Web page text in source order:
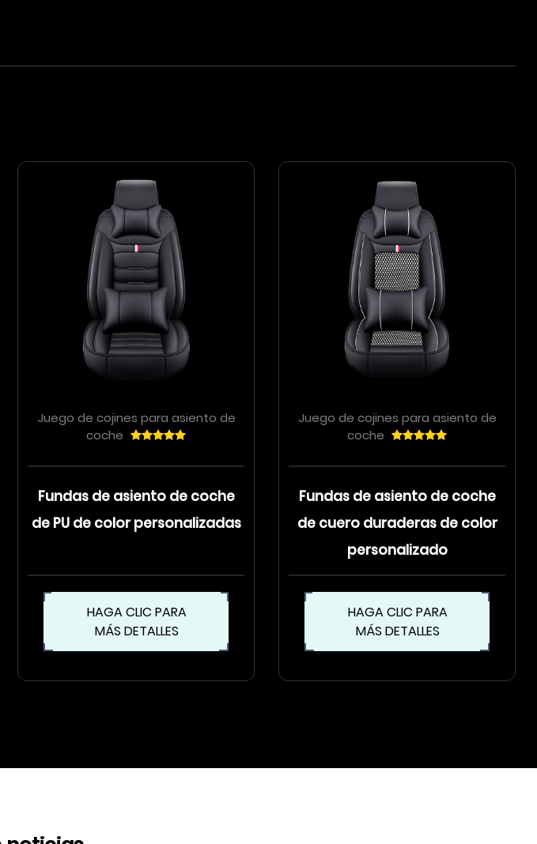
Juego de cojines para asiento de
coche
Fundas de asiento de coche
de PU de color personalizadas
HAGA CLIC PARA
MÁS DETALLES
Juego de cojines para asiento de
coche
Fundas de asiento de coche
de cuero duraderas de color
personalizado
HAGA CLIC PARA
MÁS DETALLES